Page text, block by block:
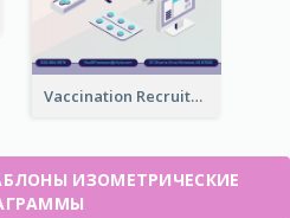
Vaccination Recruitment Instagram Post With Isometric Diagram
ИЗОМЕТРИЧЕСКИЕ